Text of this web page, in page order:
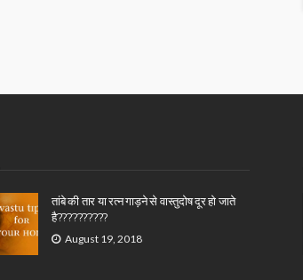
तांबे की तार या रत्न गाड़ने से वास्तुदोष दूर हो जाते
है??????????
August 19, 2018